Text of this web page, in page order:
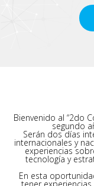
Bienvenido al “2do
segundo
Serán dos días
internacionales y
experiencias
tecnología y
En esta